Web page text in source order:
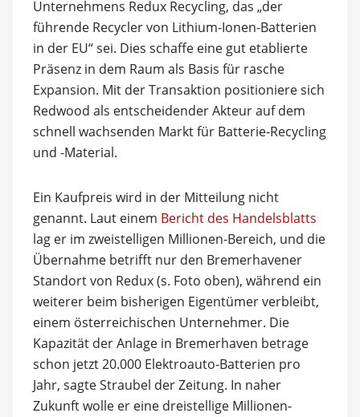
Unternehmens Redux Recycling, das „der
führende Recycler von Lithium-Ionen-Batterien
in der EU“ sei. Dies schaffe eine gut etablierte
Präsenz in dem Raum als Basis für rasche
Expansion. Mit der Transaktion positioniere sich
Redwood als entscheidender Akteur auf dem
schnell wachsenden Markt für Batterie-Recycling
und -Material.
Ein Kaufpreis wird in der Mitteilung nicht
genannt. Laut einem Bericht des Handelsblatts
lag er im zweistelligen Millionen-Bereich, und die
Übernahme betrifft nur den Bremerhavener
Standort von Redux (s. Foto oben), während ein
weiterer beim bisherigen Eigentümer verbleibt,
einem österreichischen Unternehmer. Die
Kapazität der Anlage in Bremerhaven betrage
schon jetzt 20.000 Elektroauto-Batterien pro
Jahr, sagte Straubel der Zeitung. In naher
Zukunft wolle er eine dreistellige Millionen-